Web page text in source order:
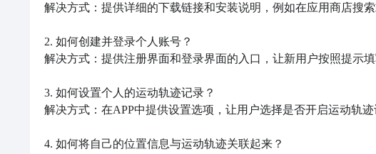
解决方式：提供详细的下载链接和安装说明，例如在应用商店搜索
2. 如何创建并登录个人账号？
解决方式：提供注册界面和登录界面的入口，让新用户按照提示
3. 如何设置个人的运动轨迹记录？
解决方式：在APP中提供设置选项，让用户选择是否开启运动轨
4. 如何将自己的位置信息与运动轨迹关联起来？